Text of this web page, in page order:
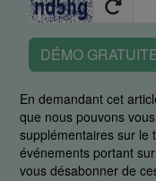
DÉMO
En demandant cet
que nous pouvons
supplémentaires sur le
événements portant
vous désabonner de